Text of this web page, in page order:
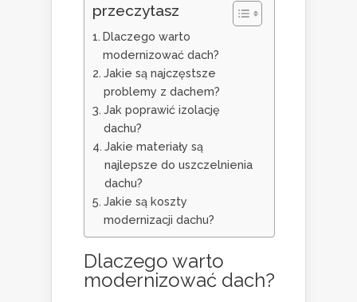
przeczytasz
Dlaczego warto
modernizować dach?
Jakie są najczęstsze
problemy z dachem?
Jak poprawić izolację
dachu?
Jakie materiały są
najlepsze do uszczelnienia
dachu?
Jakie są koszty
modernizacji dachu?
Dlaczego warto
modernizować dach?